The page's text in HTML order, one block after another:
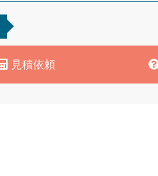
見積依頼